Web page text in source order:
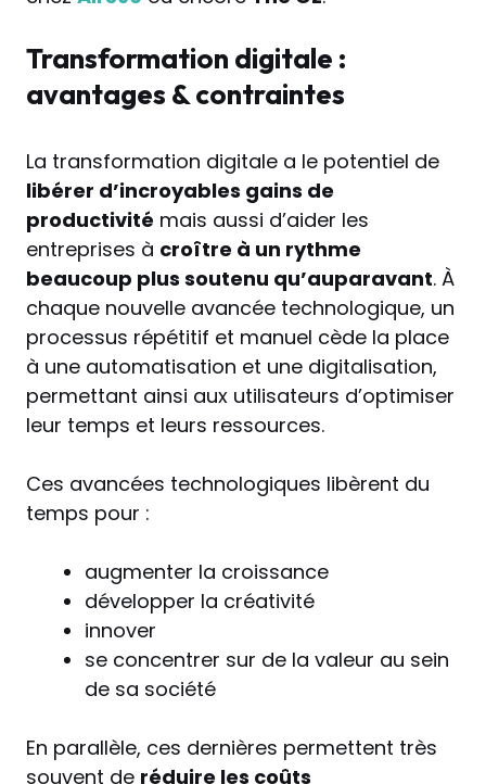
Transformation digitale :
avantages & contraintes
La transformation digitale a le potentiel de
libérer d’incroyables gains de
productivité mais aussi d’aider les
entreprises à croître à un rythme
beaucoup plus soutenu qu’auparavant. À
chaque nouvelle avancée technologique, un
processus répétitif et manuel cède la place
à une automatisation et une digitalisation,
permettant ainsi aux utilisateurs d’optimiser
leur temps et leurs ressources.
Ces avancées technologiques libèrent du
temps pour :
augmenter la croissance
développer la créativité
innover
se concentrer sur de la valeur au sein
de sa société
En parallèle, ces dernières permettent très
souvent de réduire les coûts